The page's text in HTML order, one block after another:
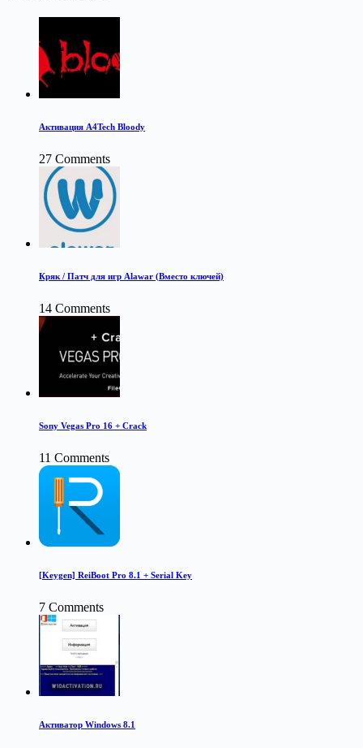
Активация A4Tech Bloody
27 Comments
Кряк / Патч для игр Alawar (Вместо ключей)
14 Comments
Sony Vegas Pro 16 + Crack
11 Comments
[Keygen] ReiBoot Pro 8.1 + Serial Key
7 Comments
Активатор Windows 8.1